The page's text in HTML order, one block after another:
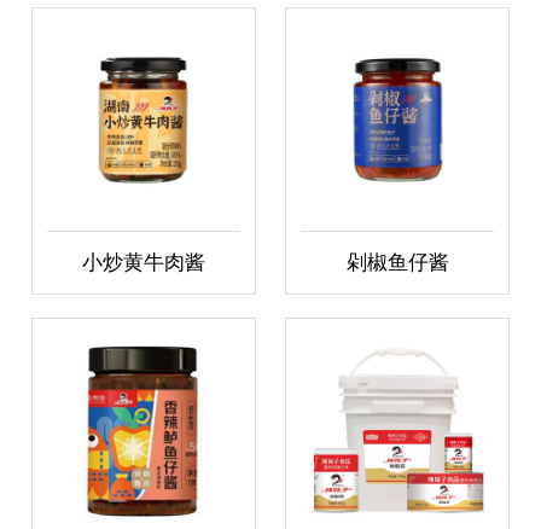
小炒黄牛肉酱 剁椒鱼仔酱